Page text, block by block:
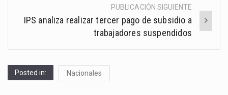
PUBLICACIÓN SIGUIENTE
IPS analiza realizar tercer pago de subsidio a
trabajadores suspendidos
Posted in: Nacionales